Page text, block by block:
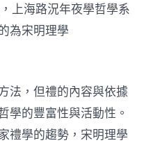
上海路況年夜學哲學系
為宋明理學
法，但禮的內容與依據
學的豐富性與活動性。
禮學的趨勢，宋明理學